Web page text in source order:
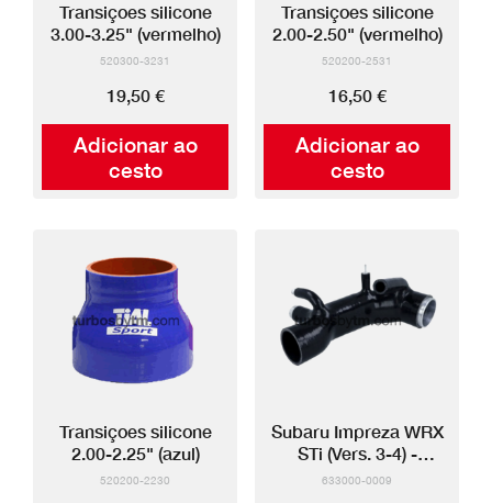
Adicionar ao
cesto
Transiçoes silicone
3.00-3.25" (vermelho)
520300-3231
19,50 €
Adicionar ao
cesto
Transiçoes silicone
2.00-2.50" (vermelho)
520200-2531
16,50 €
Transiçoes silicone
2.00-2.25" (azul)
520200-2230
Subaru Impreza WRX
STi (Vers. 3-4) -
Mangueira entrada
633000-0009